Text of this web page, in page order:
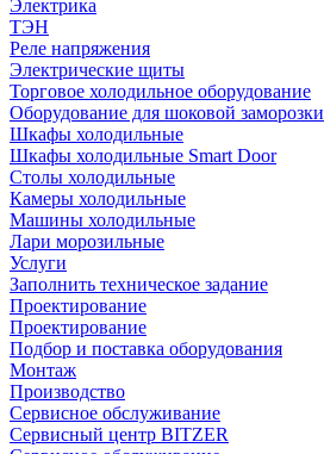
Электрика
ТЭН
Реле напряжения
Электрические щиты
Торговое холодильное оборудование
Оборудование для шоковой заморозки
Шкафы холодильные
Шкафы холодильные Smart Door
Столы холодильные
Камеры холодильные
Машины холодильные
Лари морозильные
Услуги
Заполнить техническое задание
Проектирование
Проектирование
Подбор и поставка оборудования
Монтаж
Производство
Сервисное обслуживание
Сервисный центр BITZER